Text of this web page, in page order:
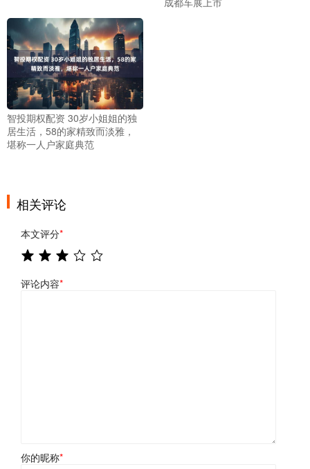
智投期权配资 30岁小姐姐的独
居生活，58的家精致而淡雅，
堪称一人户家庭典范
相关评论
本文评分*
评论内容*
你的昵称*